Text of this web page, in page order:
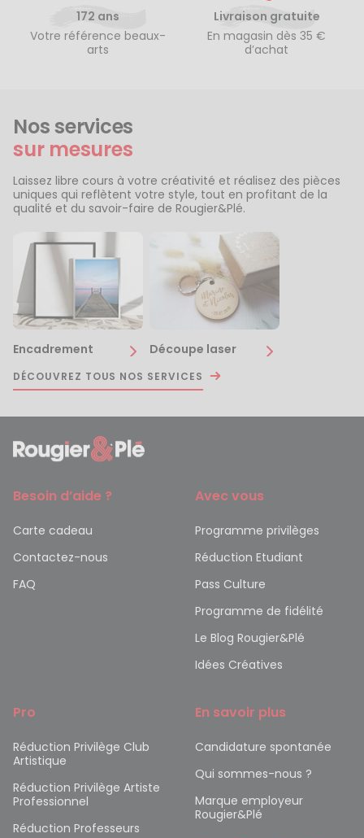
172 ans
Votre référence beaux-
arts
Livraison gratuite
En magasin dès 35 €
d’achat
Nos services
sur mesures
Laissez libre cours à votre créativité et réalisez des pièces
uniques qui reflètent votre style, tout en profitant de la
qualité et du savoir-faire de Rougier&Plé.
Encadrement Découpe laser
DÉCOUVREZ TOUS NOS SERVICES
Besoin d’aide ?
Carte cadeau
Contactez-nous
FAQ
Avec vous
Programme privilèges
Réduction Etudiant
Pass Culture
Programme de fidélité
Le Blog Rougier&Plé
Idées Créatives
Pro
Réduction Privilège Club
Artistique
Réduction Privilège Artiste
Professionnel
Réduction Professeurs
En savoir plus
Candidature spontanée
Qui sommes-nous ?
Marque employeur
Rougier&Plé